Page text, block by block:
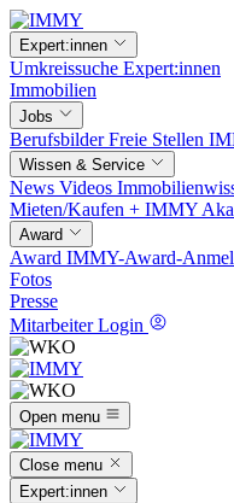
Expert:innen
Umkreissuche Expert:innen
Immobilien
Jobs
BerufsbilderFreie Stellen
Wissen & Service
News Videos
Mieten/Kaufen + IMMY
Award
Award IMMY-Award-
Fotos
Presse
Mitarbeiter Login
Open menu
Close menu
Expert:innen